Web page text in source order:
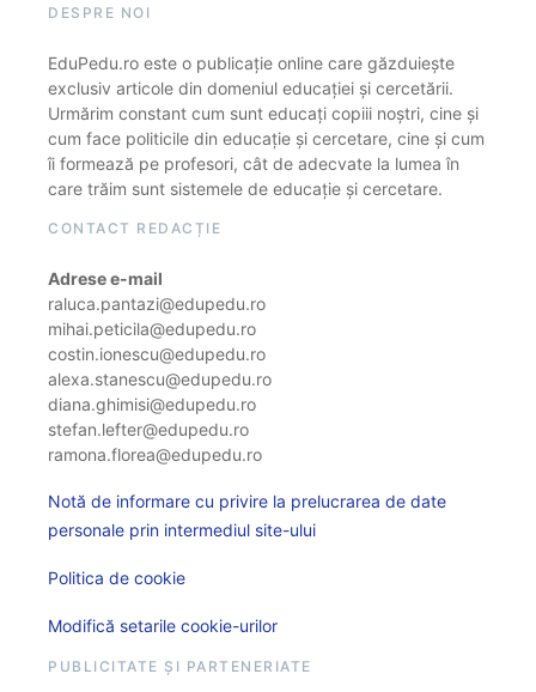
DESPRE NOI
EduPedu.ro este o publicație online care găzduiește
exclusiv articole din domeniul educației și cercetării.
Urmărim constant cum sunt educați copiii noștri, cine și
cum face politicile din educație și cercetare, cine și cum
îi formează pe profesori, cât de adecvate la lumea în
care trăim sunt sistemele de educație și cercetare.
CONTACT REDACȚIE
Adrese e-mail
raluca.pantazi@edupedu.ro
mihai.peticila@edupedu.ro
costin.ionescu@edupedu.ro
alexa.stanescu@edupedu.ro
diana.ghimisi@edupedu.ro
stefan.lefter@edupedu.ro
ramona.florea@edupedu.ro
Notă de informare cu privire la prelucrarea de date
personale prin intermediul site-ului
Politica de cookie
Modifică setarile cookie-urilor
PUBLICITATE ȘI PARTENERIATE